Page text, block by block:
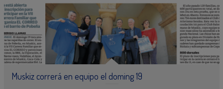
Muskiz correrá en equipo el doming 19